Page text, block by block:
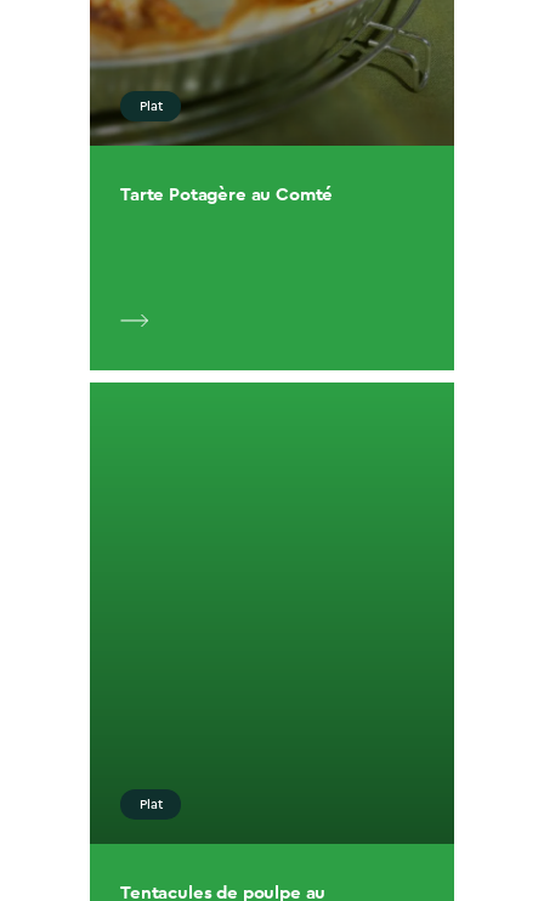
Plat
Tarte Potagère au Comté
Plat
Tentacules de poulpe au